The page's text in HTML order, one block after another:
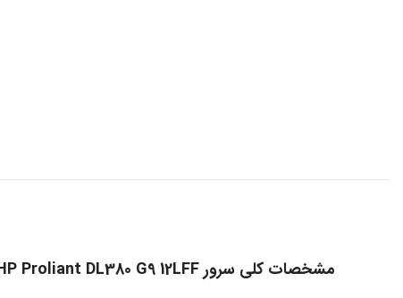
مشخصات کلی سرور HP Proliant DL380 G9 12LFF